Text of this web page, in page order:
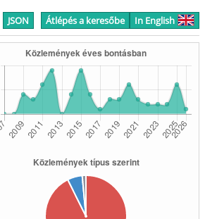
JSON Átlépés a keresőbe In English